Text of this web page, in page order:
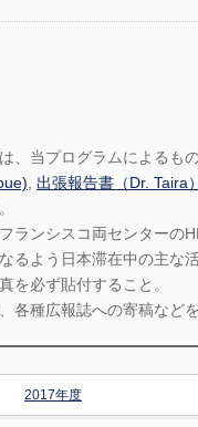
、当プログラムによるも
出張報告書（Dr. Taira）
ランシスコ両センターの
るよう日本滞在中の主な
を必ず貼付すること。
各種広報誌への寄稿など
2017年度